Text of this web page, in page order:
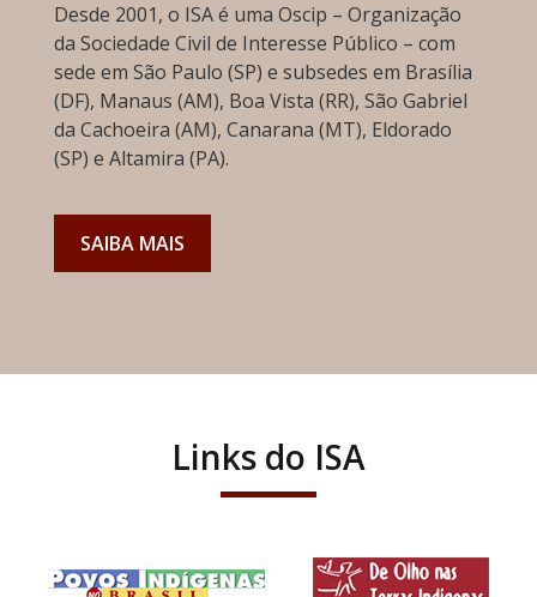
Desde 2001, o ISA é uma Oscip – Organização
da Sociedade Civil de Interesse Público – com
sede em São Paulo (SP) e subsedes em Brasília
(DF), Manaus (AM), Boa Vista (RR), São Gabriel
da Cachoeira (AM), Canarana (MT), Eldorado
(SP) e Altamira (PA).
SAIBA MAIS
Links do ISA